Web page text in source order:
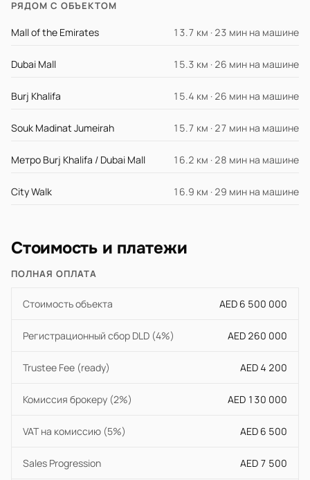
РЯДОМ С ОБЪЕКТОМ
Mall of the Emirates 13.7 км · 23 мин на машине
Dubai Mall 15.3 км · 26 мин на машине
Burj Khalifa 15.4 км · 26 мин на машине
Souk Madinat Jumeirah 15.7 км · 27 мин на машине
Метро Burj Khalifa / Dubai Mall 16.2 км · 28 мин на машине
City Walk 16.9 км · 29 мин на машине
Стоимость и платежи
ПОЛНАЯ ОПЛАТА
Стоимость объекта AED 6 500 000
Регистрационный сбор DLD (4%) AED 260 000
Trustee Fee (ready) AED 4 200
Комиссия брокеру (2%) AED 130 000
VAT на комиссию (5%) AED 6 500
Sales Progression AED 7 500